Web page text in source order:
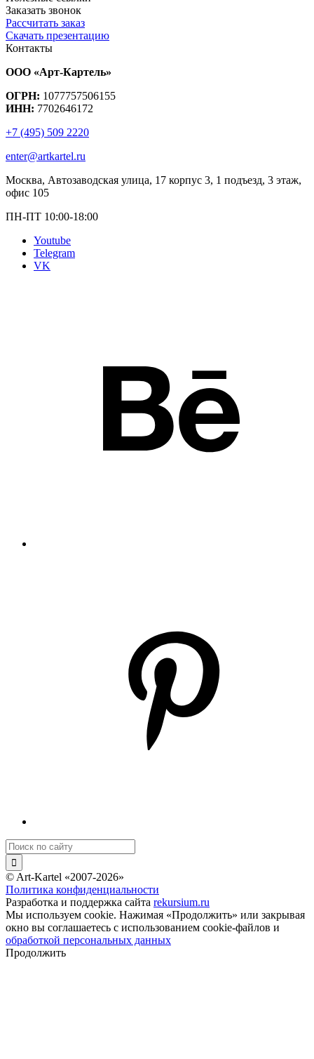
Заказать звонок
Рассчитать заказ
Скачать презентацию
Контакты
ООО «Арт-Картель»
ОГРН: 1077757506155
ИНН: 7702646172
+7 (495) 509 2220
enter@artkartel.ru
Москва, Автозаводская улица, 17 корпус 3, 1 подъезд, 3 этаж,
офис 105
ПН-ПТ 10:00-18:00
Youtube
Telegram
VK
© Art-Kartel «2007-2026»
Политика конфиденциальности
Разработка и поддержка сайта rekursium.ru
Мы используем cookie. Нажимая «Продолжить» или закрывая
окно вы соглашаетесь с использованием cookie-файлов и
обработкой персональных данных
Продолжить